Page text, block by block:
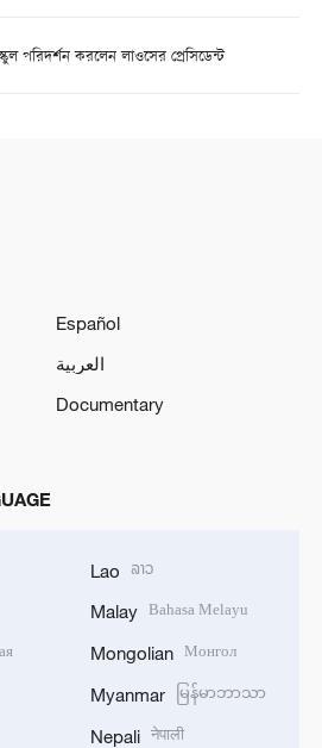
স্কুল পরিদর্শন করলেন লাওসের প্রেসিডেন্ট
Español
العربية
Documentary
Lao ລາວ
Malay Bahasa Melayu
Mongolian Монгол
Myanmar မြန်မာဘာသာ
Nepali नेपाली